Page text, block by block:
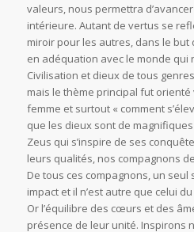
valeurs, nous permettra
intérieure. Autant de vertus se
miroir pour les autres, dans le but
en adéquation avec le monde qui
Civilisation et dieux de tous
mais le thème principal fut
femme et surtout « comment
que les dieux sont de
Zeus qui s’inspire de ses
leurs qualités, nos compagnons
De tous ces compagnons, un
impact et il n’est autre que celui
Or l’équilibre des cœurs et des
présence de leur unité. Inspirons